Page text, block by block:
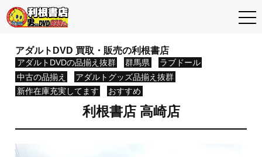
利根書店トップ
最新情報
イベント情報
アダルトDVD 買取・販売の利根書店
アダルトDVDの品揃え抜群 群馬県
ラブドール
中古の品揃え
アダルトグッズ品揃え抜群
新作在庫充実してます
おすすめ
利根書店 高崎店